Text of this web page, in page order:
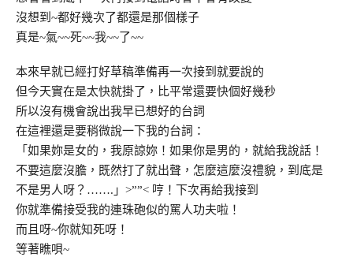
沒想到~都好幾次了都還是那個樣子
真是~氣~~死~~我~~了~~
本來早就已經打好草稿準備再一次接到就要說的
但今天實在是太快就掛了，比平常還要快個好幾秒
所以沒有機會說出我早已想好的台詞
在這裡還是要稍微說一下我的台詞：
「如果妳是女的，我原諒妳！如果你是男的，就給我說話！
不要這麼沒膽，既然打了就出聲，怎麼這麼沒禮貌，到底是
不是男人呀？…….」>””< 哼！下次再給我接到
你就準備接受我的連珠砲似的罵人功夫啦！
而且呀~你就知死呀！
等著瞧唄~